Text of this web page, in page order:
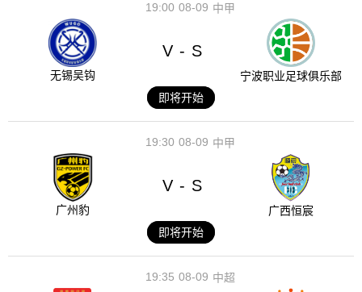
08-09
19:00 中甲
无锡吴钩
V - S
宁波职业足球俱乐部
即将开始
08-09
19:30 中甲
广州豹
V - S
广西恒宸
即将开始
08-09
19:35 中超